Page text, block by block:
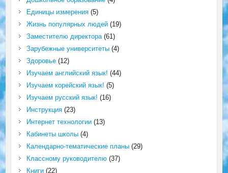
Единицы измерения(5)
Жизнь популярных людей(19)
Заместителю директора(61)
Зарубежные университеты(4)
Здоровье(12)
Изучаем английский язык! (44)
Изучаем корейский язык! (5)
Изучаем русский язык! (16)
Инструкция(23)
Интернет технологии(13)
Кабинеты школы(4)
Календарно-тематические планы(29)
Классному руководителю(37)
Книги(22)